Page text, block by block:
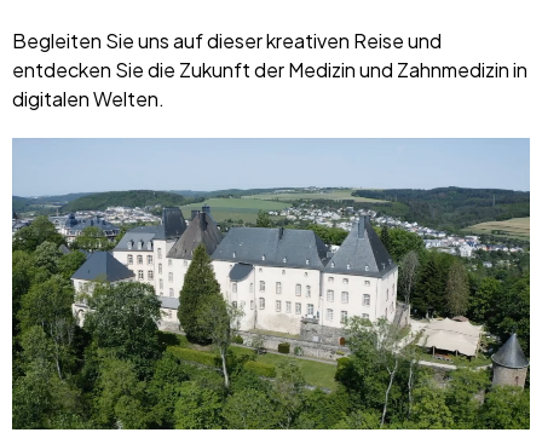
Begleiten Sie uns auf dieser kreativen Reise und
entdecken Sie die Zukunft der Medizin und Zahnmedizin in
digitalen Welten.